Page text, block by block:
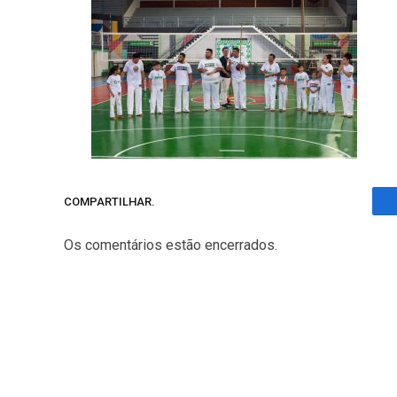
COMPARTILHAR.
Os comentários estão encerrados.